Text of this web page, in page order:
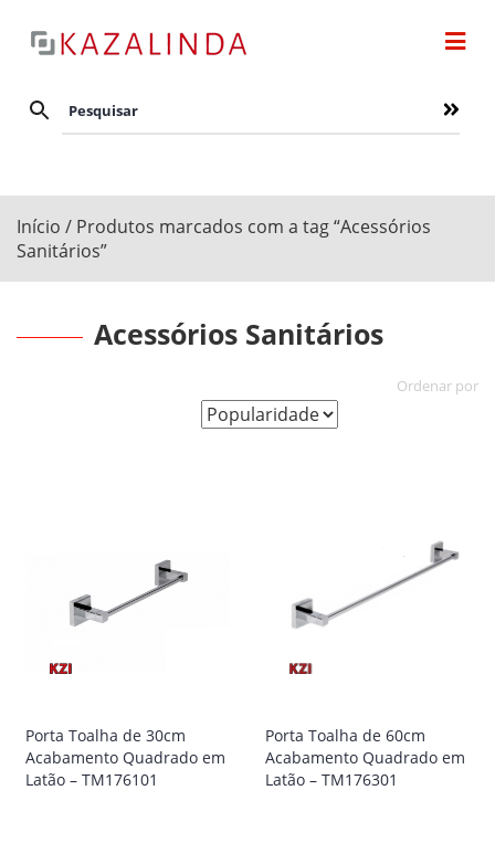
Início / Produtos marcados com a tag “Acessórios
Sanitários”
Acessórios Sanitários
Porta Toalha de 30cm
Acabamento Quadrado em
Latão – TM176101
Porta Toalha de 60cm
Acabamento Quadrado em
Latão – TM176301